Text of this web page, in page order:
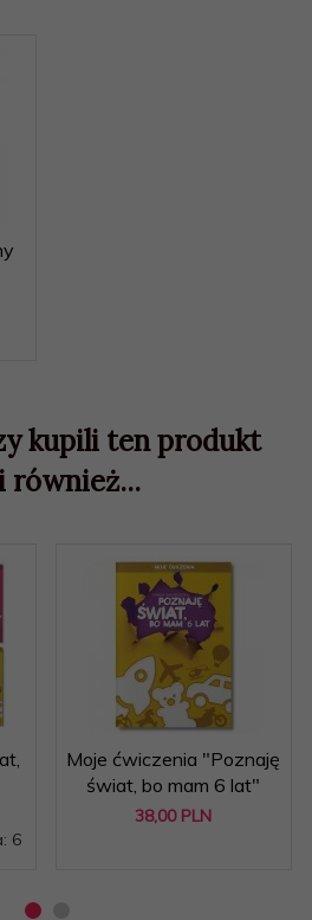
kupili ten produkt
również...
6
Moje ćwiczenia "Poznaję
świat, bo mam 6 lat"
38,00 PLN